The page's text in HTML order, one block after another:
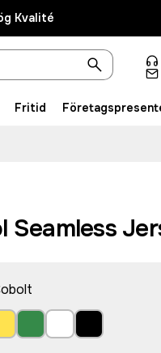
Kvalité
Fritid
Seamless